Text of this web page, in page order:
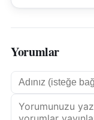
Yorumlar